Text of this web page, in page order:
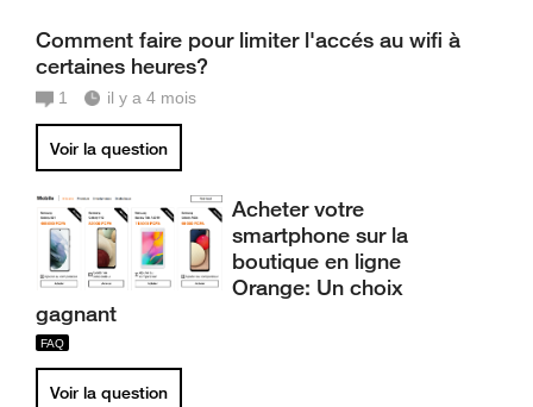
Comment faire pour limiter l'accés au wifi à
certaines heures?
1 il y a 4 mois
Voir la question
Acheter votre
smartphone sur la
boutique en ligne
Orange: Un choix
gagnant
Voir la question